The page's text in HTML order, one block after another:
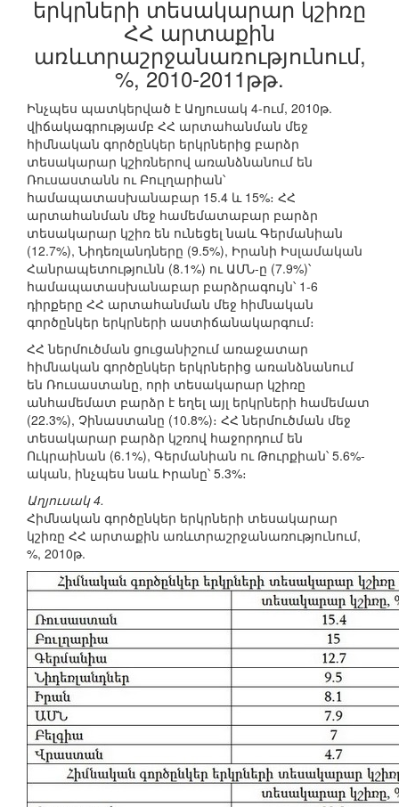
երկրների տեսակարար կշիռը
ՀՀ արտաքին
առևտրաշրջանառությունում,
%, 2010-2011թթ.
Ինչպես պատկերված է Աղյուսակ 4-ում, 2010թ.
վիճակագրությամբ ՀՀ արտահանման մեջ
հիմնական գործընկեր երկրներից բարձր
տեսակարար կշիռներով առանձնանում են
Ռուսաստանն ու Բուլղարիան՝
համապատասխանաբար 15.4 և 15%։ ՀՀ
արտահանման մեջ համեմատաբար բարձր
տեսակարար կշիռ են ունեցել նաև Գերմանիան
(12.7%), Նիդեռլանդները (9.5%), Իրանի Իսլամական
Հանրապետությունն (8.1%) ու ԱՄՆ-ը (7.9%)՝
համապատասխանաբար բարձրագույն՝ 1-6
դիրքերը ՀՀ արտահանման մեջ հիմնական
գործընկեր երկրների աստիճանակարգում։
ՀՀ ներմուծման ցուցանիշում առաջատար
հիմնական գործընկեր երկրներից առանձնանում
են Ռուսաստանը, որի տեսակարար կշիռը
անհամեմատ բարձր է եղել այլ երկրների համեմատ
(22.3%), Չինաստանը (10.8%)։ ՀՀ ներմուծման մեջ
տեսակարար բարձր կշռով հաջորդում են
Ուկրաինան (6.1%), Գերմանիան ու Թուրքիան՝ 5.6%-
ական, ինչպես նաև Իրանը՝ 5.3%։
Աղյուսակ 4.
Հիմնական գործընկեր երկրների տեսակարար
կշիռը ՀՀ արտաքին առևտրաշրջանառությունում,
%, 2010թ.